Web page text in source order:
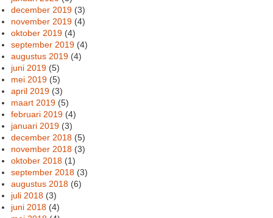
december 2019 (3)
november 2019 (4)
oktober 2019 (4)
september 2019 (4)
augustus 2019 (4)
juni 2019 (5)
mei 2019 (5)
april 2019 (3)
maart 2019 (5)
februari 2019 (4)
januari 2019 (3)
december 2018 (5)
november 2018 (3)
oktober 2018 (1)
september 2018 (3)
augustus 2018 (6)
juli 2018 (3)
juni 2018 (4)